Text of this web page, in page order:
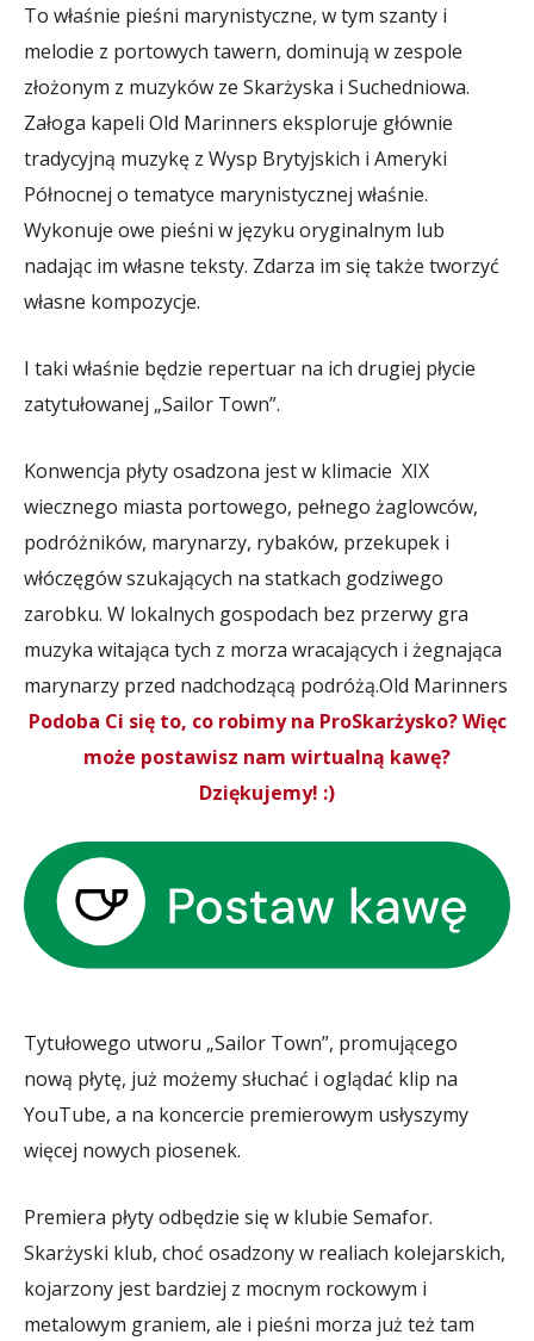
To właśnie pieśni marynistyczne, w tym szanty i
melodie z portowych tawern, dominują w zespole
złożonym z muzyków ze Skarżyska i Suchedniowa.
Załoga kapeli Old Marinners eksploruje głównie
tradycyjną muzykę z Wysp Brytyjskich i Ameryki
Północnej o tematyce marynistycznej właśnie.
Wykonuje owe pieśni w języku oryginalnym lub
nadając im własne teksty. Zdarza im się także tworzyć
własne kompozycje.
I taki właśnie będzie repertuar na ich drugiej płycie
zatytułowanej „Sailor Town”.
Konwencja płyty osadzona jest w klimacie XIX
wiecznego miasta portowego, pełnego żaglowców,
podróżników, marynarzy, rybaków, przekupek i
włóczęgów szukających na statkach godziwego
zarobku. W lokalnych gospodach bez przerwy gra
muzyka witająca tych z morza wracających i żegnająca
marynarzy przed nadchodzącą podróżą.Old Marinners
Podoba Ci się to, co robimy na ProSkarżysko? Więc
może postawisz nam wirtualną kawę?
Dziękujemy! :)
Tytułowego utworu „Sailor Town”, promującego
nową płytę, już możemy słuchać i oglądać klip na
YouTube, a na koncercie premierowym usłyszymy
więcej nowych piosenek.
Premiera płyty odbędzie się w klubie Semafor.
Skarżyski klub, choć osadzony w realiach kolejarskich,
kojarzony jest bardziej z mocnym rockowym i
metalowym graniem, ale i pieśni morza już też tam